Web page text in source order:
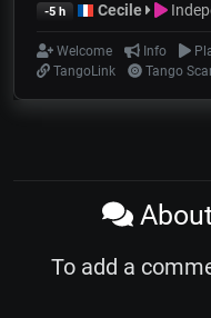
-5 h Cecile
Welcome Info
TangoLink
Tango
To add a